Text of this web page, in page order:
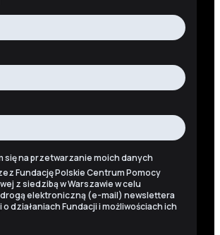
się na przetwarzanie moich danych
Fundację Polskie Centrum Pomocy
z siedzibą w Warszawie w celu
elektroniczną (e-mail) newslettera
działaniach Fundacji i możliwościach ich